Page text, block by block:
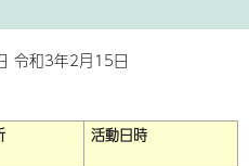
令和3年2月15日
活動日時